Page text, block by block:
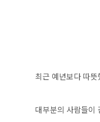
최근 예년보다 따
대부분의 사람들이